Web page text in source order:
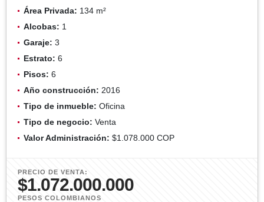
Área Privada: 134 m²
Alcobas: 1
Garaje: 3
Estrato: 6
Pisos: 6
Año construcción: 2016
Tipo de inmueble: Oficina
Tipo de negocio: Venta
Valor Administración: $1.078.000 COP
PRECIO DE VENTA:
$1.072.000.000
PESOS COLOMBIANOS